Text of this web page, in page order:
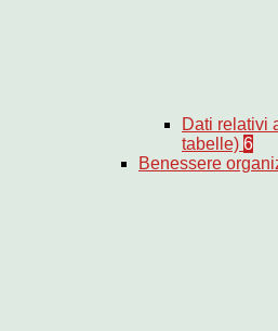
Dati relativi
tabelle) 6
Benessere